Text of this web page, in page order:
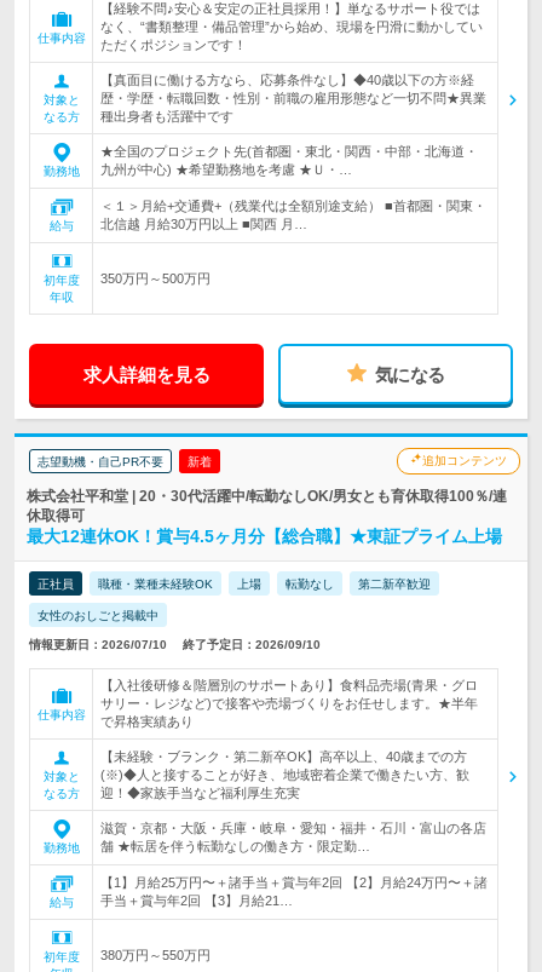
仕事内容
【経験不問♪安心＆安定の正社員採用！】単なるサポート役では
なく、“書類整理・備品管理”から始め、現場を円滑に動かしてい
ただくポジションです！
対象と
なる方
【真面目に働ける方なら、応募条件なし】◆40歳以下の方※経
歴・学歴・転職回数・性別・前職の雇用形態など一切不問★異業
種出身者も活躍中です
勤務地
★全国のプロジェクト先(首都圏・東北・関西・中部・北海道・
九州が中心) ★希望勤務地を考慮 ★Ｕ・…
給与
＜１＞月給+交通費+（残業代は全額別途支給） ■首都圏・関東・
北信越 月給30万円以上 ■関西 月…
初年度
年収
350万円～500万円
求人詳細を見る 気になる
志望動機・自己PR不要 新着 追加コンテンツ
株式会社平和堂 | 20・30代活躍中/転勤なしOK/男女とも育休取得100％/連
休取得可
最大12連休OK！賞与4.5ヶ月分【総合職】★東証プライム上場
正社員 職種・業種未経験OK 上場 転勤なし 第二新卒歓迎
女性のおしごと掲載中
情報更新日：2026/07/10 終了予定日：2026/09/10
仕事内容
【入社後研修＆階層別のサポートあり】食料品売場(青果・グロ
サリー・レジなど)で接客や売場づくりをお任せします。★半年
で昇格実績あり
対象と
なる方
【未経験・ブランク・第二新卒OK】高卒以上、40歳までの方
(※)◆人と接することが好き、地域密着企業で働きたい方、歓
迎！◆家族手当など福利厚生充実
勤務地
滋賀・京都・大阪・兵庫・岐阜・愛知・福井・石川・富山の各店
舗 ★転居を伴う転勤なしの働き方・限定勤…
給与
【1】月給25万円〜＋諸手当＋賞与年2回 【2】月給24万円〜＋諸
手当＋賞与年2回 【3】月給21…
初年度
380万円～550万円